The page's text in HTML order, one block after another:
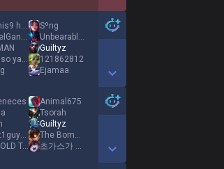
Show More Detail Games
fromis9 hayang
RebelGangg
Mosso ya Loutyos
Sºng
UnbearableBear
Guiltyz
121862812
Ejamaa
Show More Detail Games
That1guysBro
Too OLD To TYPE
Animal675
Tsorah
Guiltyz
The Bomb Devil
초가스가 훔초가스
Show More Detail Games